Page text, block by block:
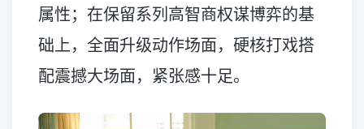
属性；在保留系列高智商权谋博弈的基
础上，全面升级动作场面，硬核打戏搭
配震撼大场面，紧张感十足。